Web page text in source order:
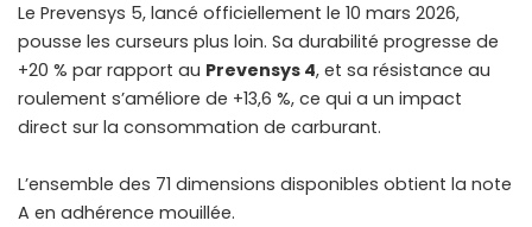
Le Prevensys 5, lancé officiellement le 10 mars 2026,
pousse les curseurs plus loin. Sa durabilité progresse de
+20 % par rapport au Prevensys 4, et sa résistance au
roulement s’améliore de +13,6 %, ce qui a un impact
direct sur la consommation de carburant.
L’ensemble des 71 dimensions disponibles obtient la note
A en adhérence mouillée.